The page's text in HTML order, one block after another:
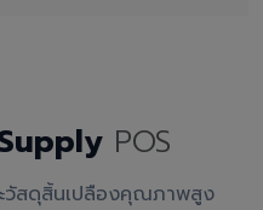
POS
วัสดุสิ้นเปลืองคุณภาพสูง